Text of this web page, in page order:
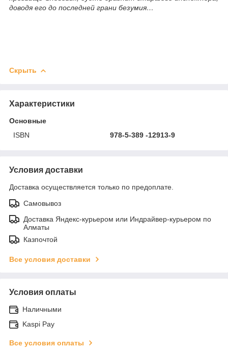
доводя его до последней грани безумия…
Скрыть
Характеристики
Основные
ISBN
978-5-389 -12913-9
Условия доставки
Доставка осуществляется только по предоплате.
Самовывоз
Доставка Яндекс-курьером или Индрайвер-курьером по
Алматы
Казпочтой
Все условия доставки
Условия оплаты
Наличными
Kaspi Pay
Все условия оплаты